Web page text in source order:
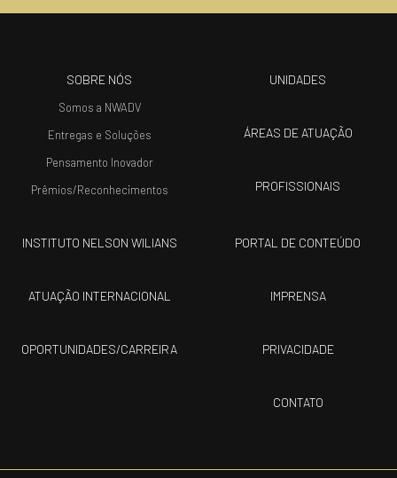
SOBRE NÓS
Somos a NWADV
Entregas e Soluções
Pensamento Inovador
Prêmios/Reconhecimentos
UNIDADES
ÁREAS DE ATUAÇÃO
PROFISSIONAIS
INSTITUTO NELSON WILIANS
ATUAÇÃO INTERNACIONAL
OPORTUNIDADES/CARREIRA
PORTAL DE CONTEÚDO
IMPRENSA
PRIVACIDADE
CONTATO